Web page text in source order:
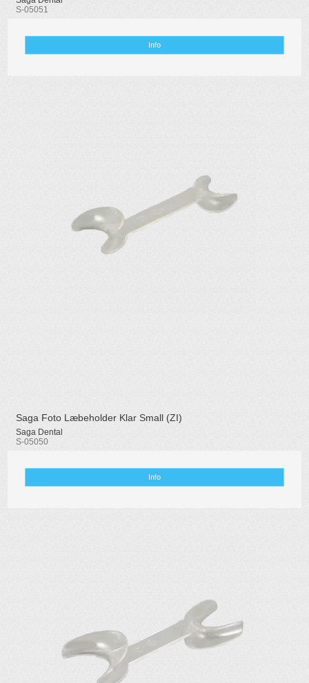
S-05051
Info
Saga Foto Læbeholder Klar Small (ZI)
Saga Dental
S-05050
Info